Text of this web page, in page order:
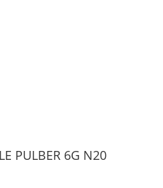
PULBER 6G N20